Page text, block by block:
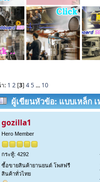
: 1 2 [3] 45... 10
ผู้เขียนหัวข้อ: แบบเหล็ก
สตีล สมุทรสาคร (อ่าน 1411
gozilla1
Hero Member
กระทู้: 4292
ซื้อขายสินค้ายานยนต์ โพสฟรี
สินค้าทั่วไทย